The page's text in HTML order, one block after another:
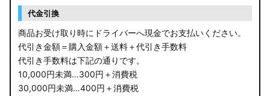
RP6/7 ステップワゴン
RP1/2 RP3/4 ステップワゴン/スパーダ
RK5/6 ステップワゴンスパーダ
RC1/2 オデッセイ
代金引換
商品お受け取り時にドライバーへ現金でお支払いください。
代引き金額＝購入金額＋送料＋代引き手数料
代引き手数料は下記の通りです。
10,000円未満…300円＋消費税
30,000円未満…400円＋消費税